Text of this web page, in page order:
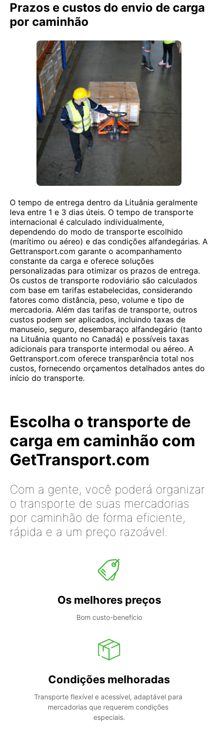
Prazos e custos do envio de carga
por caminhão
O tempo de entrega dentro da Lituânia geralmente
leva entre 1 e 3 dias úteis. O tempo de transporte
internacional é calculado individualmente,
dependendo do modo de transporte escolhido
(marítimo ou aéreo) e das condições alfandegárias. A
Gettransport.com garante o acompanhamento
constante da carga e oferece soluções
personalizadas para otimizar os prazos de entrega.
Os custos de transporte rodoviário são calculados
com base em tarifas estabelecidas, considerando
fatores como distância, peso, volume e tipo de
mercadoria. Além das tarifas de transporte, outros
custos podem ser aplicados, incluindo taxas de
manuseio, seguro, desembaraço alfandegário (tanto
na Lituânia quanto no Canadá) e possíveis taxas
adicionais para transporte intermodal ou aéreo. A
Gettransport.com oferece transparência total nos
custos, fornecendo orçamentos detalhados antes do
início do transporte.
Escolha o transporte de
carga em caminhão com
GetTransport.com
Com a gente, você poderá organizar
o transporte de suas mercadorias
por caminhão de forma eficiente,
rápida e a um preço razoável.
Os melhores preços
Bom custo-benefício
Condições melhoradas
Transporte flexível e acessível, adaptável para
mercadorias que requerem condições
especiais.